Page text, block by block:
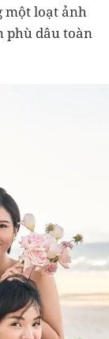
một loạt ảnh
phù dâu toàn